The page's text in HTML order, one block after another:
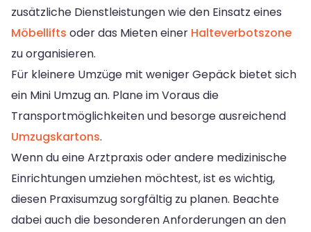
zusätzliche Dienstleistungen wie den Einsatz eines
Möbellifts oder das Mieten einer Halteverbotszone
zu organisieren.
Für kleinere Umzüge mit weniger Gepäck bietet sich
ein Mini Umzug an. Plane im Voraus die
Transportmöglichkeiten und besorge ausreichend
Umzugskartons.
Wenn du eine Arztpraxis oder andere medizinische
Einrichtungen umziehen möchtest, ist es wichtig,
diesen Praxisumzug sorgfältig zu planen. Beachte
dabei auch die besonderen Anforderungen an den